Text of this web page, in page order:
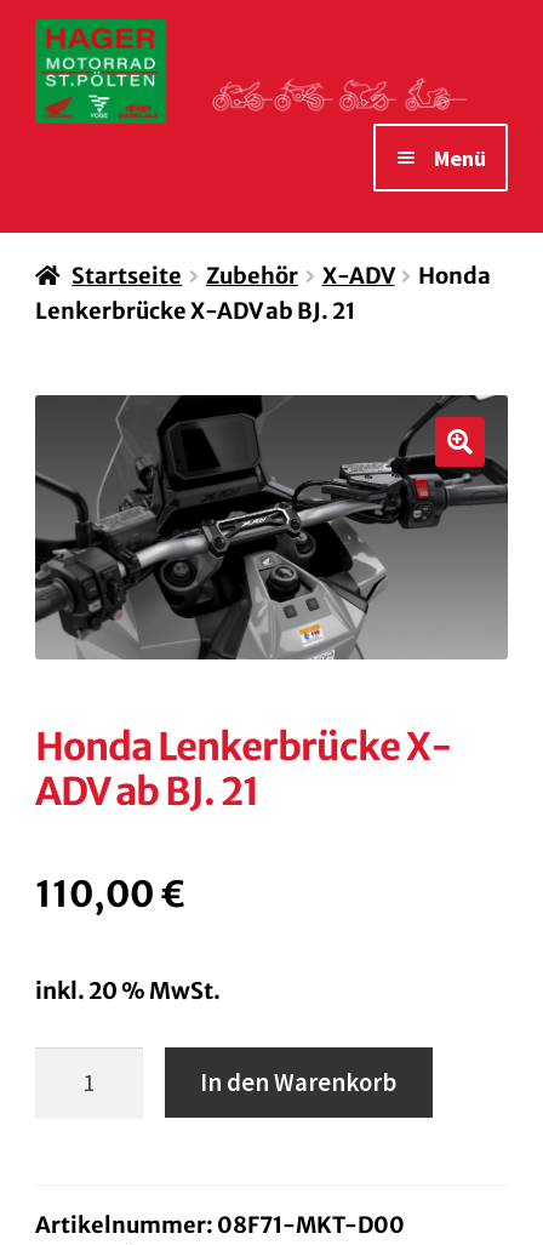
Zur
Navigation
springen
Zum
Inhalt
springen
Menü
STARTSEITE
MOTORRÄDER
ZUBEHÖR
WAS WIR IHNEN BIETEN
ÖFFNUNGSZEITEN
KONTAKT
KASSE
Startseite Zubehör X-ADV
Honda
Lenkerbrücke X-ADV ab BJ. 21
🔍
Honda Lenkerbrücke X-
ADV ab BJ. 21
110,00€
inkl. 20 % MwSt.
ab
In den Warenkorb
Artikelnummer: 08F71-MKT-D00